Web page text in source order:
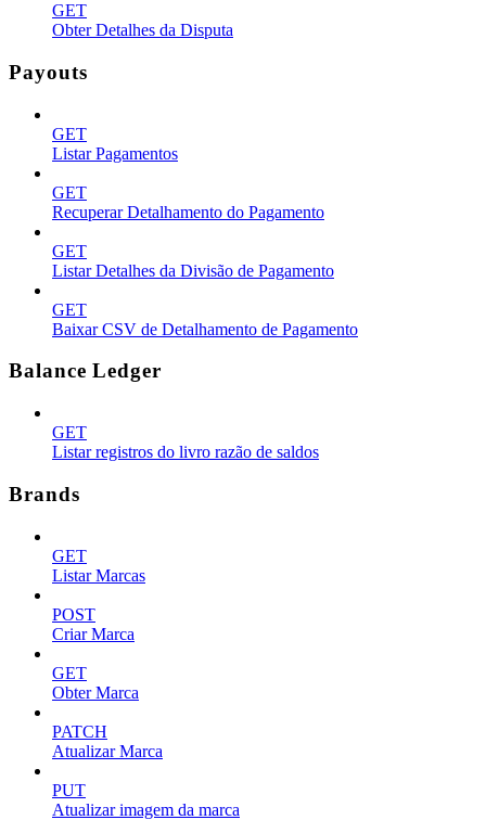
GET
Obter Detalhes da Disputa
Payouts
GET
Listar Pagamentos
GET
Recuperar Detalhamento do Pagamento
GET
Listar Detalhes da Divisão de Pagamento
GET
Baixar CSV de Detalhamento de Pagamento
Balance Ledger
GET
Listar registros do livro razão de saldos
Brands
GET
Listar Marcas
POST
Criar Marca
GET
Obter Marca
PATCH
Atualizar Marca
PUT
Atualizar imagem da marca